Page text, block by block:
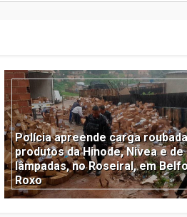
Polícia apreende carga
produtos da Hinode, Nivea e de
lâmpadas, no Roseiral, em
Roxo